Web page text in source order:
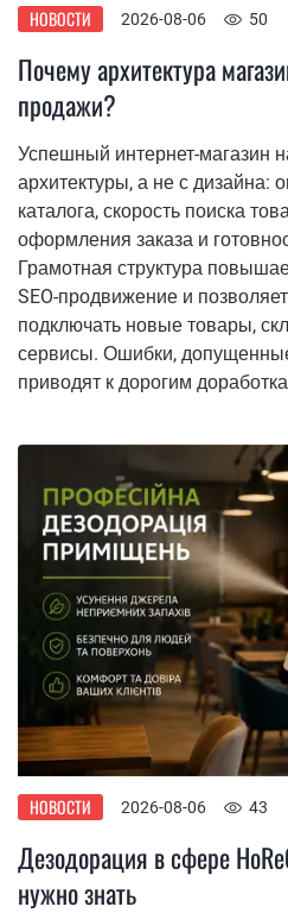
НОВОСТИ 2026-08-06 50
Почему архитектура
продажи?
Успешный интернет-магазин
архитектуры, а не с дизайна:
каталога, скорость поиска
оформления заказа и
Грамотная структура
SEO-продвижение и
подключать новые товары,
сервисы. Ошибки,
приводят к дорогим
НОВОСТИ 2026-08-06 43
Дезодорация в сфере
нужно знать